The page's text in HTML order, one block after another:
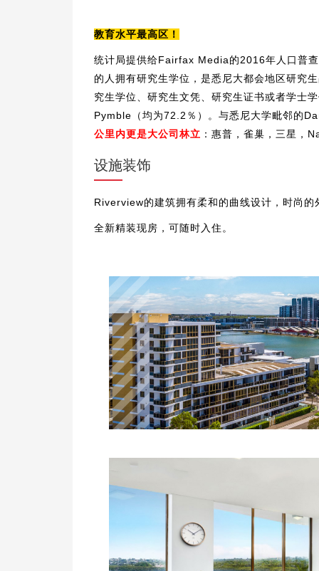
教育水平最高区！
统计局提供给Fairfax Media的2016年人口普
的人拥有研究生学位，是悉尼大都会地区研究
究生学位、研究生文凭、研究生证书或者学士
Pymble（均为72.2％）。与悉尼大学毗邻的
公里内更是大公司林立 ：惠普，雀巢，三星
设施装饰
Riverview的建筑拥有柔和的曲线设计，时尚
全新精装现房，可随时入住。